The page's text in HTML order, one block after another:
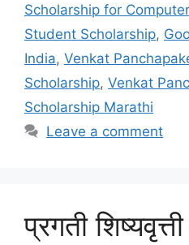
Scholarship for
Student Scholarship,
India, Venkat
Scholarship, Venkat
Scholarship Marathi
Leave a comment
प्रगती